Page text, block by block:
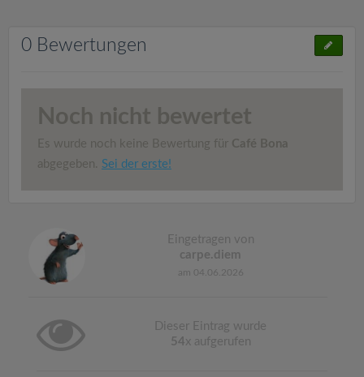
0 Bewertungen
Noch nicht bewertet
Es wurde noch keine Bewertung für Café Bona
abgegeben. Sei der erste!
Eingetragen von
carpe.diem
am 04.06.2026
Dieser Eintrag wurde
54x aufgerufen